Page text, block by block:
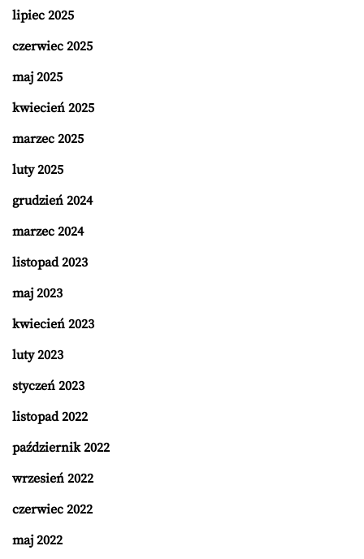
lipiec 2025
czerwiec 2025
maj 2025
kwiecień 2025
marzec 2025
luty 2025
grudzień 2024
marzec 2024
listopad 2023
maj 2023
kwiecień 2023
luty 2023
styczeń 2023
listopad 2022
październik 2022
wrzesień 2022
czerwiec 2022
maj 2022